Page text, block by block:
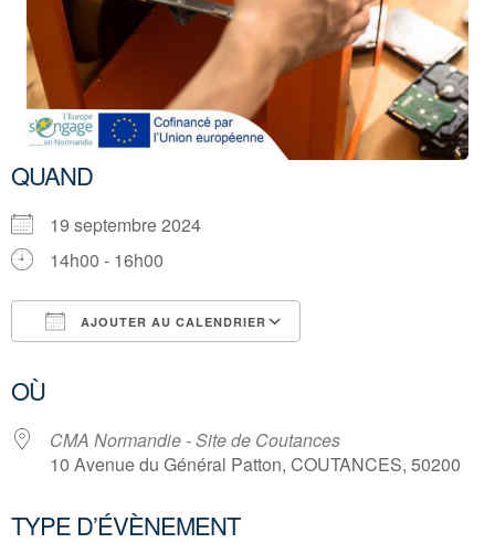
QUAND
19 septembre 2024
14h00 - 16h00
AJOUTER AU CALENDRIER
OÙ
CMA Normandie - Site de Coutances
10 Avenue du Général Patton, COUTANCES, 50200
TYPE D’ÉVÈNEMENT